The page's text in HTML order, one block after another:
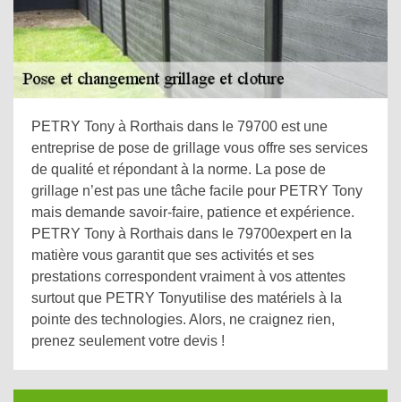
PETRY Tony à Rorthais dans le 79700 est une
entreprise de pose de grillage vous offre ses services
de qualité et répondant à la norme. La pose de
grillage n’est pas une tâche facile pour PETRY Tony
mais demande savoir-faire, patience et expérience.
PETRY Tony à Rorthais dans le 79700expert en la
matière vous garantit que ses activités et ses
prestations correspondent vraiment à vos attentes
surtout que PETRY Tonyutilise des matériels à la
pointe des technologies. Alors, ne craignez rien,
prenez seulement votre devis !